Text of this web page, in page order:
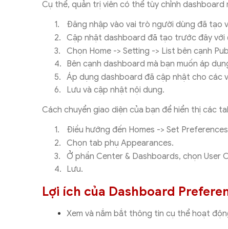
Cụ thể, quản trị viên có thể tùy chỉnh dashboard
1.
Đăng nhập vào vai trò người dùng đã tạo
2. Cập nhật dashboard đã tạo trước đây với
3.
Chọn Home -> Setting -> List bên cạnh
4. Bên cạnh dashboard mà bạn muốn áp
5. Áp dụng dashboard đã cập nhật cho các
6.
Lưu và cập nhật nội dung.
Cách chuyển giao diện của bạn để hiển thị các
1.
Điều hướng đến Homes -> Set
2. Chọn tab phụ Appearances.
3.
Ở phần Center & Dashboards, chọn User
4. Lưu.
Lợi ích của Dashboard
Xem và nắm bắt thông tin cụ thể hoạt